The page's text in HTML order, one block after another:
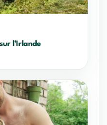
l’Irlande